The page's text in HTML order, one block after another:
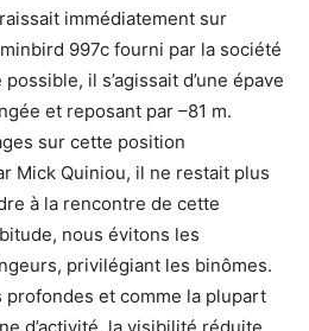
immédiatement sur
997c fourni par la société
il s’agissait d’une épave
et reposant par –81 m.
sur cette position
Mick Quiniou, il ne restait plus
à la rencontre de cette
nous évitons les
privilégiant les binômes.
et comme la plupart
d’activité, la visibilité réduite